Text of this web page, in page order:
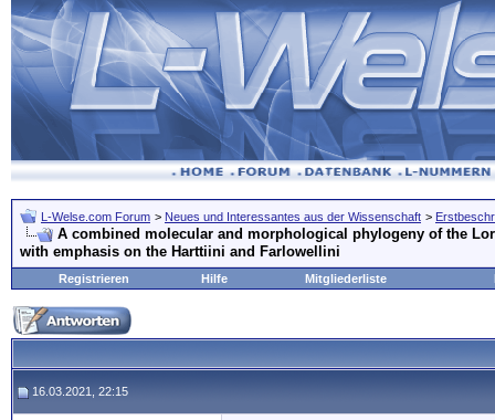
L-Welse.com Forum > Neues und Interessantes aus der Wissenschaft >
A combined molecular and morphological phylogeny of the
with emphasis on the Harttiini and Farlowellini
Registrieren Hilfe Mitgliederliste
16.03.2021, 22:15